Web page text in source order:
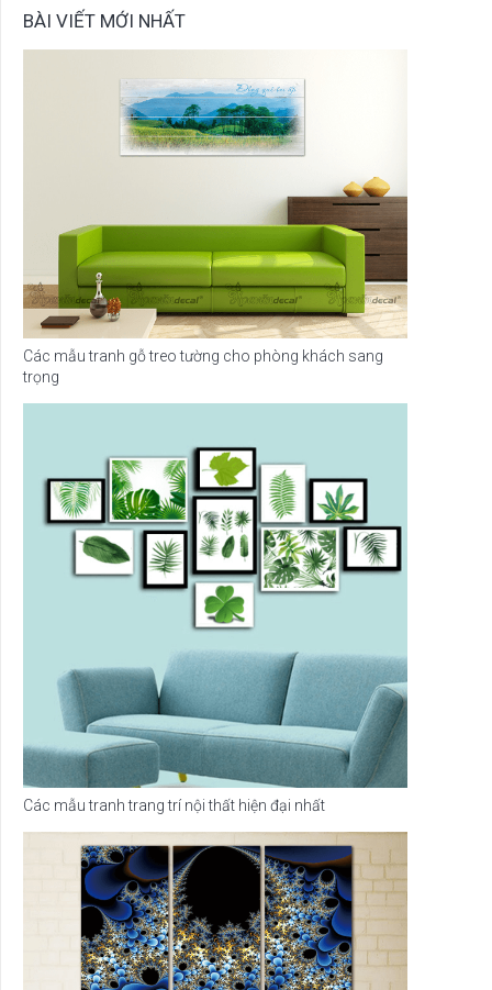
BÀI VIẾT MỚI NHẤT
Các mẫu tranh gỗ treo tường cho phòng khách sang
trọng
Các mẫu tranh trang trí nội thất hiện đại nhất